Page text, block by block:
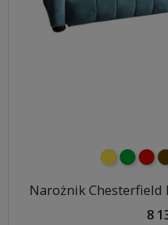
żółtyzielony
Narożnik Chesterfield
8